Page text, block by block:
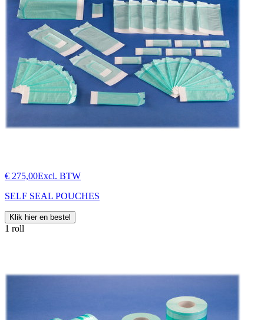
€ 275,00Excl. BTW
SELF SEAL POUCHES
Klik hier en bestel
1 roll